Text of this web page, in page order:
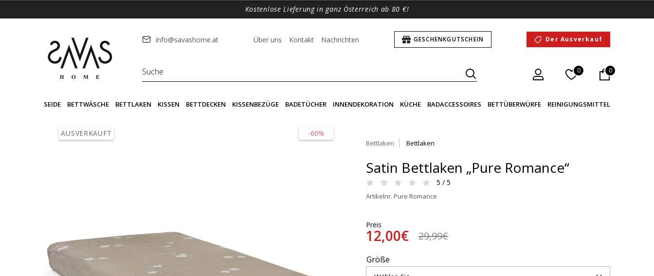
Kostenlose Lieferung in ganz Österreich ab 80 €!
info@savashome.at Über uns Kontakt Nachrichten GESCHENKGUTSCHEIN Der Ausverkauf
0 0
SEIDE BETTWÄSCHE BETTLAKEN KISSEN BETTDECKEN KISSENBEZÜGE BADETÜCHER INNENDEKORATION KÜCHE BADACCESSOIRES BETTÜBERWÜRFE REINIGUNGSMITTEL
-60%
AUSVERKAUFT
Bettlaken Bettlaken
Satin Bettlaken „Pure Romance“
5 / 5
Artikelnr. Pure Romance
Preis
12,00€ 29,99€
Größe